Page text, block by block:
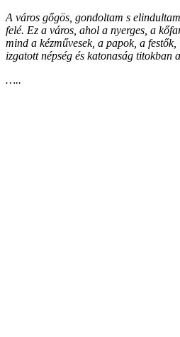
A város gőgös, gondoltam s
felé. Ez a város, ahol a nyerges, a
mind a kézművesek, a papok, a
izgatott népség és katonaság titokban
…..